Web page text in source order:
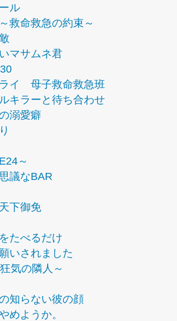
ル
救命救急の約束～
マサムネ君
イ 母子救命救急班
キラーと待ち合わせ
溺愛癖
～
議なBAR
下御免
たべるだけ
いされました
気の隣人～
知らない彼の顔
めようか。